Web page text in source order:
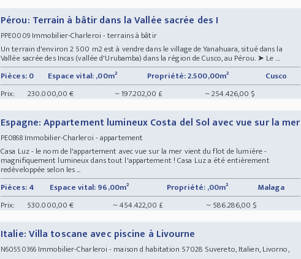
Pérou: Terrain à bâtir dans la Vallée sacrée des I
PPE0009Immobilier-Charleroi - terrains à bâtir
Un terrain d'environ 2 500 m2 est à vendre dans le village de Yanahuara, situé dans la
Vallée sacrée des Incas (vallée d'Urubamba) dans la région de Cusco, au Pérou. ➤ Le ...
Pièces: 0
Espace vital: ,00m² Propriété: 2.500,00m²
Cusco
Prix:
230.000,00 € ~ 197.202,00 £ ~ 254.426,00 $
Espagne: Appartement lumineux Costa del Sol avec vue sur la mer
PE0868Immobilier-Charleroi - appartement
Casa Luz - le nom de l'appartement avec vue sur la mer vient du flot de lumière -
magnifiquement lumineux dans tout l'appartement ! Casa Luz a été entièrement
redéveloppée selon les ...
Pièces: 4
Espace vital: 96,00m² Propriété: ,00m²
Malaga
Prix:
530.000,00 € ~ 454.422,00 £ ~ 586.286,00 $
Italie: Villa toscane avec piscine à Livourne
N60550366Immobilier-Charleroi - maison d habitation 57028 Suvereto, Italien, Livorno,